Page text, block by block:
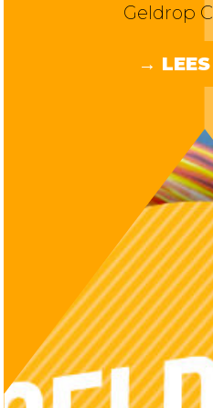
Geldrop
→ LEES